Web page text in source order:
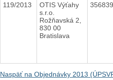
119/2013
OTIS Výťahy
s.r.o.
Rožňavská 2,
830 00
Bratislava
Naspäť na Objednávky 2013